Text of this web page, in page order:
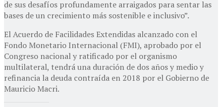
de sus desafíos profundamente arraigados para sentar las
bases de un crecimiento más sostenible e inclusivo”.
El Acuerdo de Facilidades Extendidas alcanzado con el
Fondo Monetario Internacional (FMI), aprobado por el
Congreso nacional y ratificado por el organismo
multilateral, tendrá una duración de dos años y medio y
refinancia la deuda contraída en 2018 por el Gobierno de
Mauricio Macri.